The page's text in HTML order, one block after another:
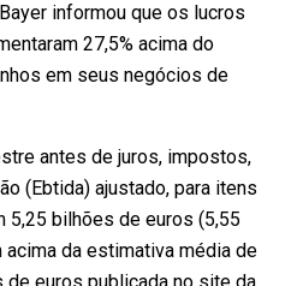
informou que os lucros
27,5% acima do
em seus negócios de
antes de juros, impostos,
(Ebtida) ajustado, para itens
5,25 bilhões de euros (5,55
da estimativa média de